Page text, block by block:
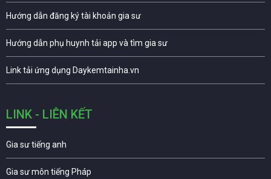
Hướng dẫn đăng ký tài khoản gia sư
Hướng dẫn phụ huynh tải app và tìm gia sư
Link tải ứng dụng Daykemtainha.vn
LINK - LIÊN KẾT
Gia sư tiếng anh
Gia sư môn tiếng Pháp